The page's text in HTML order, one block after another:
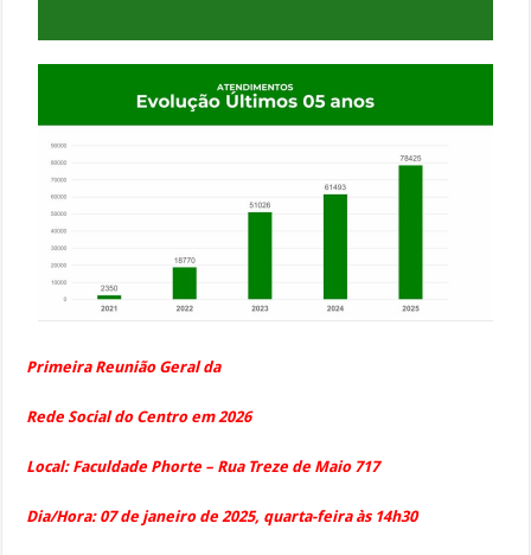
Primeira Reunião Geral da
Rede Social do Centro em 2026
Local: Faculdade Phorte – Rua Treze de Maio 717
Dia/Hora: 07 de janeiro de 2025, quarta-feira às 14h30